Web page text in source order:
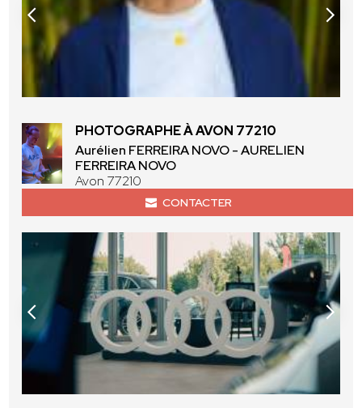
PHOTOGRAPHE À AVON 77210
Aurélien FERREIRA NOVO - AURELIEN
FERREIRA NOVO
Avon 77210
CONTACTER